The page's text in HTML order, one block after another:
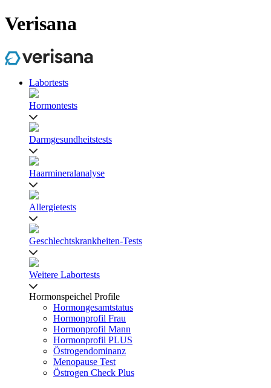
Verisana
Labortests
Hormontests
Darmgesundheitstests
Haarmineralanalyse
Allergietests
Geschlechtskrankheiten-Tests
Weitere Labortests
Hormonspeichel Profile
Hormongesamtstatus
Hormonprofil Frau
Hormonprofil Mann
Hormonprofil PLUS
Östrogendominanz
Menopause Test
Östrogen Check Plus